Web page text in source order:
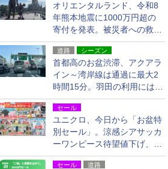
オリエンタルランド、令和8
年熊本地震に1000万円超の
寄付を発表。被災者への救援
活動・復旧支援
道路 シーズン
首都高のお盆渋滞、アクアラ
イン～湾岸線は通過に最大2
時間15分。羽田の利用には
「空港西出口」の利用検討を
セール
ユニクロ、今日から「お盆特
別セール」。涼感シアサッカ
ーワンピース待望値下げ、撥
水ギアショーツは1990円に
セール 道路